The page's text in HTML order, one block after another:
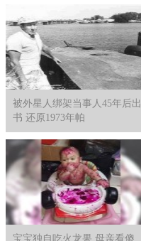
被外星人绑架当事人45年后出
书 还原1973年帕
宝宝独自吃火龙果 母亲看傻